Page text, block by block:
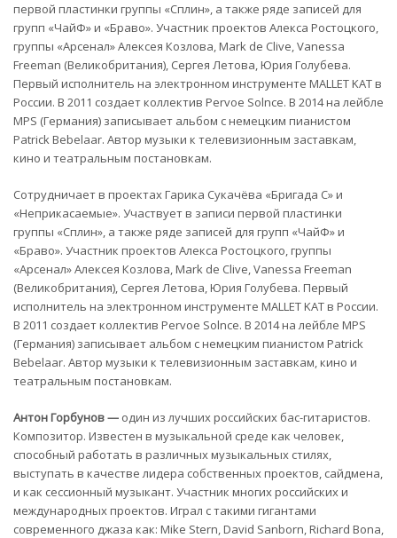
первой пластинки группы «Сплин», a также ряде записей для
групп «ЧайФ» и «Браво». Участник проектов Алекса Ростоцкого,
группы «Арсенал» Алексея Козлова, Mark de Clive, Vanessa
Freeman (Великобритания), Сергея Летова, Юрия Голубева.
Первый исполнитель на электронном инструменте MALLET KAT в
России. В 2011 создает коллектив Pervoe Solnce. В 2014 на лейбле
МРS (Германия) записывает альбом с немецким пианистом
Patrick Bebelaar. Автор музыки к телевизионным заставкам,
кино и театральным постановкам.
Сотрудничает в проектах Гарика Сукачёва «Бригада С» и
«Неприкасаемые». Участвует в записи первой пластинки
группы «Сплин», a также ряде записей для групп «ЧайФ» и
«Браво». Участник проектов Алекса Ростоцкого, группы
«Арсенал» Алексея Козлова, Mark de Clive, Vanessa Freeman
(Великобритания), Сергея Летова, Юрия Голубева. Первый
исполнитель на электронном инструменте MALLET KAT в России.
В 2011 создает коллектив Pervoe Solnce. В 2014 на лейбле МРS
(Германия) записывает альбом с немецким пианистом Patrick
Bebelaar. Автор музыки к телевизионным заставкам, кино и
театральным постановкам.
Антон Горбунов— один из лучших российских бас-гитаристов.
Композитор. Известен в музыкальной среде как человек,
способный работать в различных музыкальных стилях,
выступать в качестве лидера собственных проектов, сайдмена,
и как сессионный музыкант. Участник многих российских и
международных проектов. Играл c такими гигантами
современного джаза как: Mike Stern, David Sanborn, Richard Bona,